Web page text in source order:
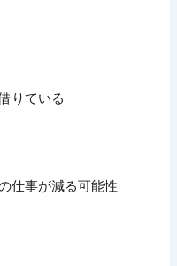
りている
仕事が減る可能性